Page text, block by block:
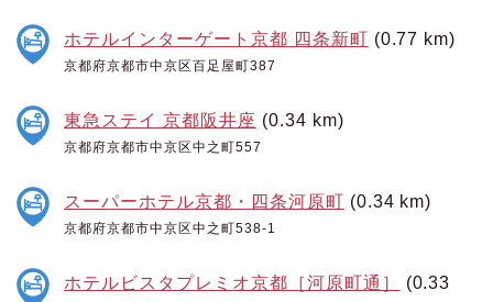
ホテルインターゲート京都 四条新町 (0.77 km)
京都府京都市中京区百足屋町387
東急ステイ 京都阪井座 (0.34 km)
京都府京都市中京区中之町557
スーパーホテル京都・四条河原町 (0.34 km)
京都府京都市中京区中之町538-1
ホテルビスタプレミオ京都［河原町通］
(0.33